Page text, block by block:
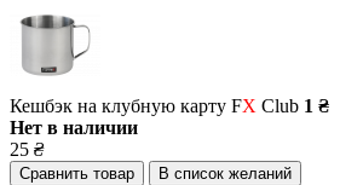
Кешбэк на клубную карту FX Club 1 ₴
Нет в наличии
25 ₴
Сравнить товар В список желаний